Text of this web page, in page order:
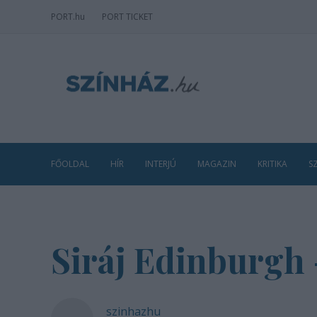
PORT.hu PORT TICKET
FŐOLDAL HÍR INTERJÚ MAGAZIN KRITIKA
Siráj Edinburgh
szinhazhu